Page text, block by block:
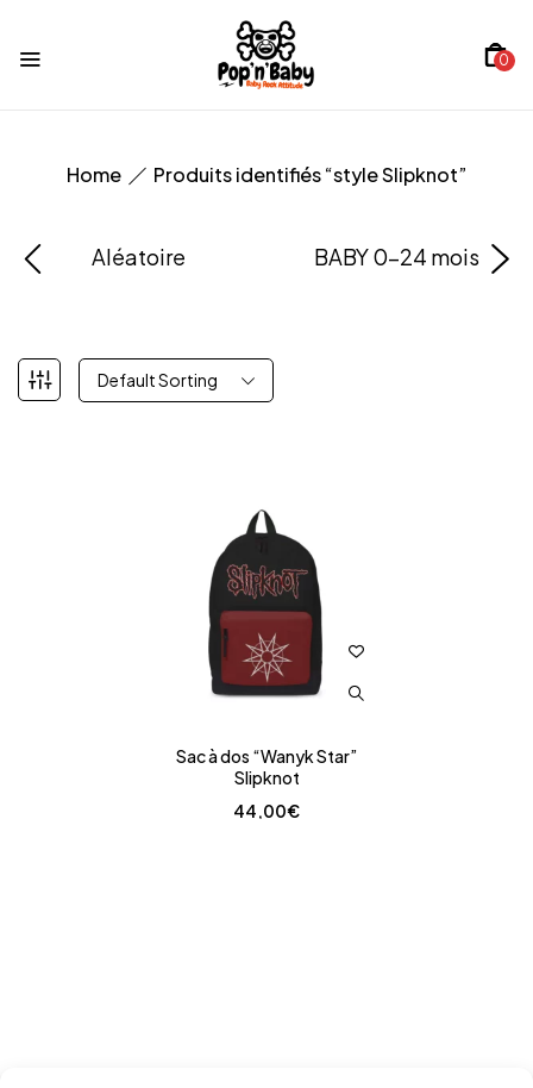
0
Home Produits identifiés “style Slipknot”
Aléatoire BABY 0-24 mois
Default Sorting
Sac à dos “Wanyk Star”
Slipknot
44,00€